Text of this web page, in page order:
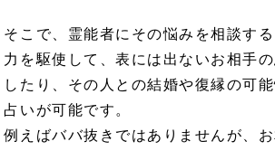
そこで、霊能者にその悩みを相談す
力を駆使して、表には出ないお相手
したり、その人との結婚や復縁の可
占いが可能です。
例えばババ抜きではありませんが、